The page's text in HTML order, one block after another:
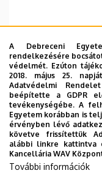
Központi
Közvetlen
E-mail cím
A Debreceni
rendelkezésére
védelmét. Ezúton
2018. május 25.
Adatvédelmi
beépítette a GDPR
tevékenységébe. A
Egyetem korábban is
érvényben lévő
követve frissítettük
alábbi linkre
Kancellária WAV
További információk